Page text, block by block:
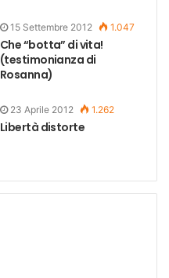
15 Settembre 2012 1.047
Che “botta” di vita!
(testimonianza di
Rosanna)
23 Aprile 2012 1.262
Libertà distorte